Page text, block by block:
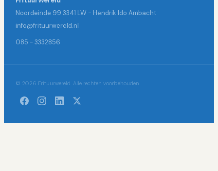
Noordeinde 99 3341 LW - Hendrik Ido Ambacht
info@frituurwereld.nl
085 - 3332856
© 2026 Frituurwereld. Alle rechten voorbehouden.